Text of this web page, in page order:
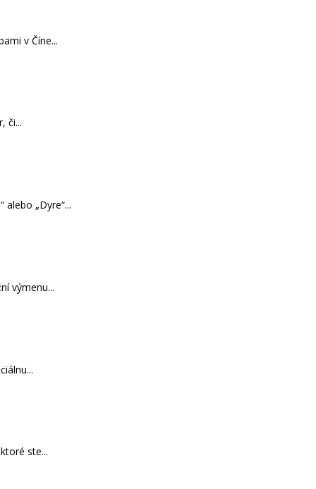
v Číne...
či...
„Dyre“...
výmenu...
ste...